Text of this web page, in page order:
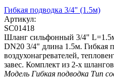
Гибкая подводка 3/4" (1.5м)
Артикул:
SC01418
Шланг сильфонный 3/4"
DN20 3/4" длина 1.5м. Гибкая
воздухонагревателей,
завес. Комплект из 2-х шлангов
Модель Гибкая подводка Тип